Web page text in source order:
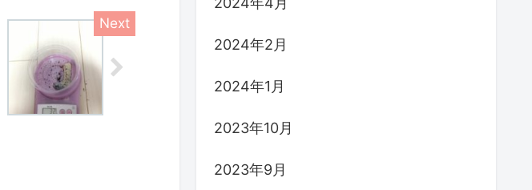
2024年2月
2024年1月
2023年10月
2023年9月